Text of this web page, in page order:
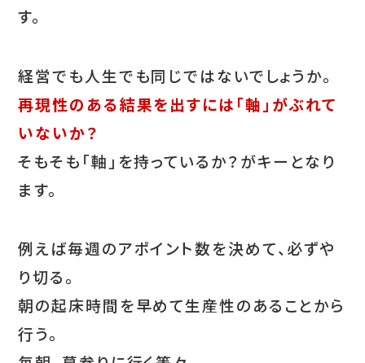
す。
経営でも人生でも同じではないでしょうか。
再現性のある結果を出すには「軸」がぶれて
いないか？
そもそも「軸」を持っているか？がキーとなり
ます。
例えば毎週のアポイント数を決めて、必ずや
り切る。
朝の起床時間を早めて生産性のあることから
行う。